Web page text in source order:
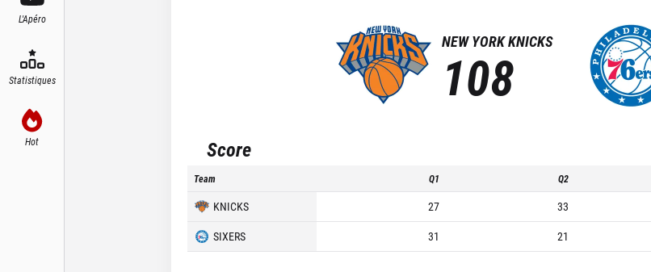
L'Apéro
Statistiques
Hot
NEW YORK KNICKS
108
Score
Team Q1 Q2
KNICKS 27 33
SIXERS
31 21